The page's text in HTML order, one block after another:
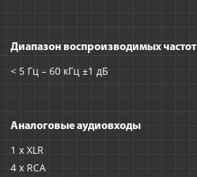
Диапазон воспроизводимых частот
< 5 Гц – 60 кГц ±1 дБ
Аналоговые аудиовходы
1 x XLR
4 x RCA